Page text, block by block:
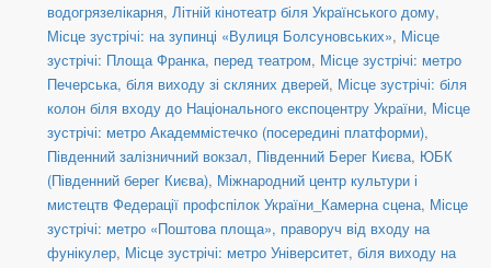
водогрязелікарня, Літній кінотеатр біля Українського дому,
Місце зустрічі: на зупинці «Вулиця Болсуновських», Місце
зустрічі: Площа Франка, перед театром, Місце зустрічі: метро
Печерська, біля виходу зі скляних дверей, Місце зустрічі: біля
колон біля входу до Національного експоцентру України, Місце
зустрічі: метро Академмістечко (посередині платформи),
Південний залізничний вокзал, Південний Берег Києва, ЮБК
(Південний берег Києва), Міжнародний центр культури і
мистецтв Федерації профспілок України_Камерна сцена, Місце
зустрічі: метро «Поштова площа», праворуч від входу на
фунікулер, Місце зустрічі: метро Університет, біля виходу на